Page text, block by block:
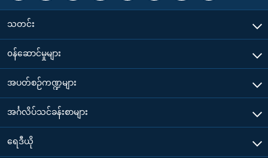
သတင်း
၀န်ဆောင်မှုများ
အပတ်စဉ်ကဏ္ဍများ
အင်္ဂလိပ်သင်ခန်းစာများ
ရေဒီယို